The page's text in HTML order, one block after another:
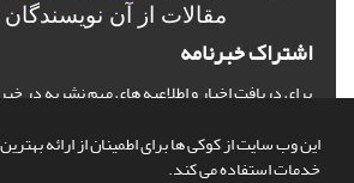
این وب سایت از کوکی ها برای اطمینان از ارائه بهترین
خدمات استفاده می کند.
مقالات از آن
اشتراک خبرنامه
برای دریافت اخبار و اطلاعیه های مهم نشریه در